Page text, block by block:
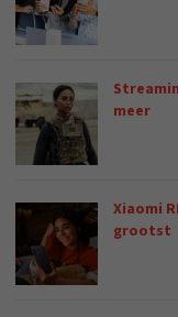
meer
Xiaomi
grootst